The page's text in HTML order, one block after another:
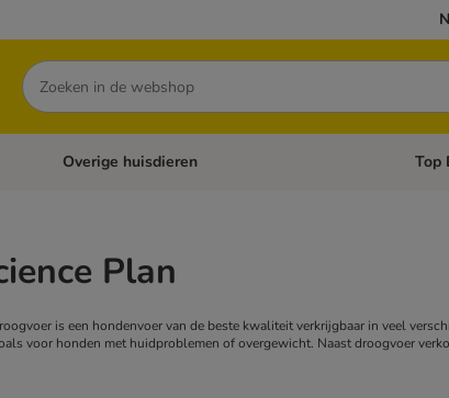
Zoeken
Open categoriemenu: Katten
Overige huisdieren Open
Top
Plan
is een hondenvoer van de beste kwaliteit verkrijgbaar in veel
voor honden met huidproblemen of overgewicht. Naast droogvoer